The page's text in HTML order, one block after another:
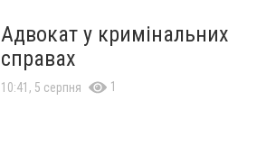
Адвокат у кримінальних
справах
10:41, 5 серпня 1